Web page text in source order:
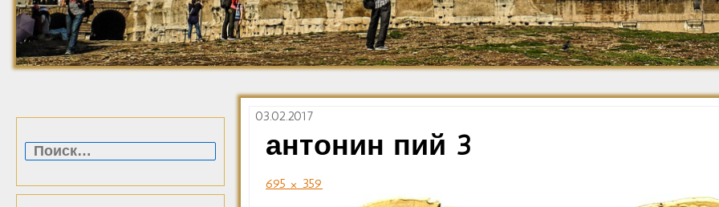
Средневековье
Возрождение и
Барокко
03.02.2017
антонин пий 3
695 × 359